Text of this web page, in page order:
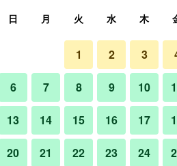
テラス
日 月 火 水 木
1 2 3
6 7 8 9 10
13 14 15 16 17
20 21 22 23 24